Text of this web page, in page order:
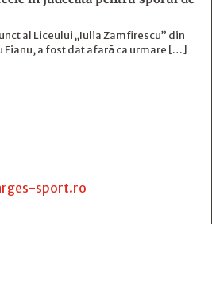
al Liceului „Iulia Zamfirescu” din
Fianu, a fost dat afară ca urmare […]